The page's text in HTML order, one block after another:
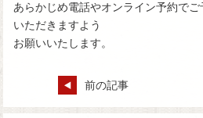
あらかじめ電話やオンライン予約で
いただきますよう
お願いいたします。
前の記事